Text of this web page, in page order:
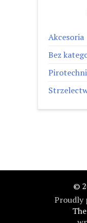
Akcesoria
Bez
©
Proudly